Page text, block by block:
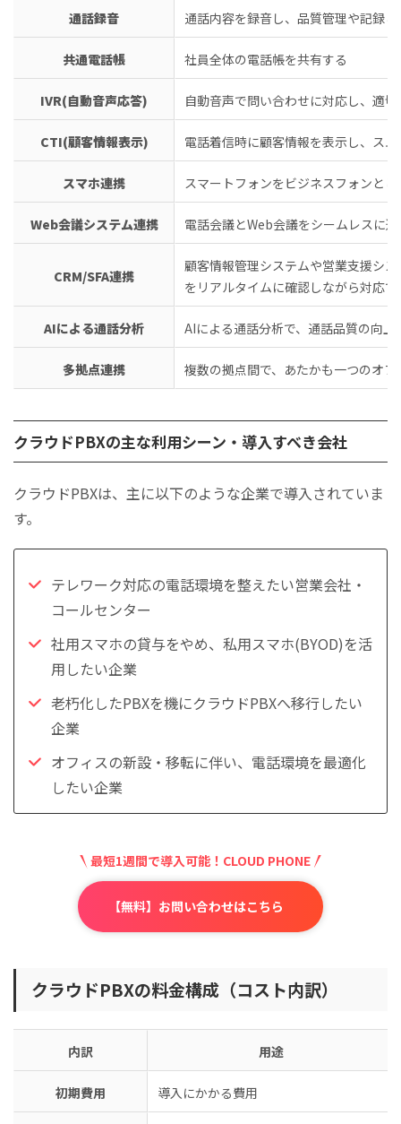
通話録音 通話内容を録音し、品質管理や記録
共通電話帳 社員全体の電話帳を共有する
IVR(自動音声応答) 自動音声で問い合わせに対応し、適
CTI(顧客情報表示) 電話着信時に顧客情報を表示し、ス
スマホ連携 スマートフォンをビジネスフォンと
Web会議システム連携 電話会議とWeb会議をシームレスに
CRM/SFA連携
顧客情報管理システムや営業支援シ
をリアルタイムに確認しながら対応で
AIによる通話分析 AIによる通話分析で、通話品質の向
多拠点連携 複数の拠点間で、あたかも一つのオ
クラウドPBXの主な利用シーン・導入すべき会社
クラウドPBXは、主に以下のような企業で導入されていま
す。
テレワーク対応の電話環境を整えたい営業会社・
コールセンター
社用スマホの貸与をやめ、私用スマホ(BYOD)を活
用したい企業
老朽化したPBXを機にクラウドPBXへ移行したい
企業
オフィスの新設・移転に伴い、電話環境を最適化
したい企業
最短1週間で導入可能！CLOUD PHONE
【無料】お問い合わせはこちら
クラウドPBXの料金構成（コスト内訳）
内訳 用途
初期費用 導入にかかる費用